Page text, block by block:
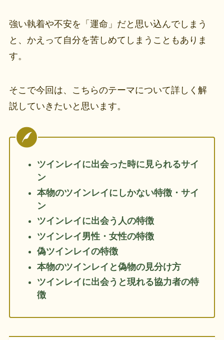
強い執着や不安を「運命」だと思い込んでしまう
と、かえって自分を苦しめてしまうこともありま
す。
そこで今回は、こちらのテーマについて詳しく解
説していきたいと思います。
ツインレイに出会った時に見られるサイ
ン
本物のツインレイにしかない特徴・サイ
ン
ツインレイに出会う人の特徴
ツインレイ男性・女性の特徴
偽ツインレイの特徴
本物のツインレイと偽物の見分け方
ツインレイに出会うと現れる協力者の特
徴